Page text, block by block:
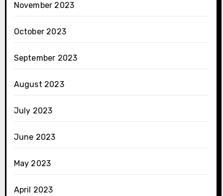
November 2023
October 2023
September 2023
August 2023
July 2023
June 2023
May 2023
April 2023